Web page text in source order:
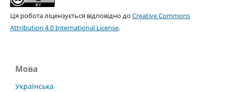
Ця робота ліцензується відповідно доCreative Commons
Attribution 4.0 International License.
Мова
Українська